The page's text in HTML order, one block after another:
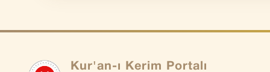
Kur'an-ı Kerim Portalı